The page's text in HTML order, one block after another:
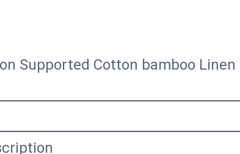
Supported Cotton bamboo Linen